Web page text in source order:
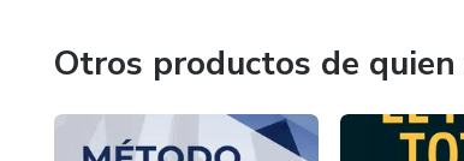
Otros productos de